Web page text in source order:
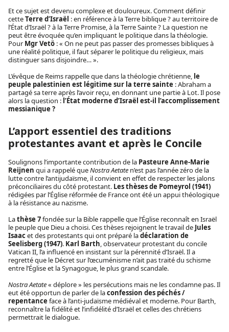
Et ce sujet est devenu complexe et douloureux. Comment définir
cetteTerre d’Israël : en référence à la Terre biblique ? au territoire de
l’État d’Israël ? à la Terre Promise, à la Terre Sainte ? La question ne
peut être évoquée qu’en impliquant le politique dans la théologie.
Pour Mgr Vetö : « On ne peut pas passer des promesses bibliques à
une réalité politique, il faut séparer le politique du religieux, mais
distinguer sans disjoindre… ».
L’évêque de Reims rappelle que dans la théologie chrétienne, le
peuple palestinien est légitime sur la terre sainte : Abraham a
partagé sa terre après l’avoir reçu, en donnant une partie à Lot. Il pose
alors la question : l’État moderne d’Israël est-il l’accomplissement
messianique ?
L’apport essentiel des traditions
protestantes avant et après le Concile
Soulignons l’importante contribution de la Pasteure Anne-Marie
Reijnen qui a rappelé queNostra Aetate n’est pas l’année zéro de la
lutte contre l’antijudaïsme, il convient en effet de respecter les jalons
préconciliaires du côté protestant. Les thèses de Pomeyrol (1941)
rédigées par l’Église réformée de France ont été un appui théologique
à la résistance au nazisme.
Lathèse 7fondée sur la Bible rappelle que l’Église reconnaît en Israël
le peuple que Dieu a choisi. Ces thèses rejoignent le travail de Jules
Isaacet des protestants qui ont préparé ladéclaration de
Seelisberg (1947). Karl Barth, observateur protestant du concile
Vatican II, l’a influencé en insistant sur la pérennité d’Israël. Il a
regretté que le Décret sur l’œcuménisme n’ait pas traité du schisme
entre l’Église et la Synagogue, le plus grand scandale.
Nostra Aetate« déplore » les persécutions mais ne les condamne pas. Il
eut été opportun de parler de laconfession des péchés /
repentance face à l’anti-judaïsme médiéval et moderne. Pour Barth,
reconnaître la fidélité et l’infidélité d’Israël et celles des chrétiens
permettrait le dialogue.